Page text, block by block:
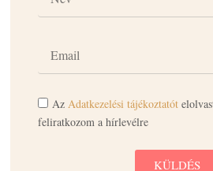
Az Adatkezelési tájékoztatót
feliratkozom a hírlevélre
KÜLDÉS